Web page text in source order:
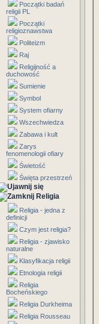
Początki badań
religii PL
Początki
religioznawstwa
Politeizm
Raj
Religijność a
duchowość
Sumienie
Symbol
System ofiarny
Wszechwiedza
Zabawa i kult
Zarys
fenomenologii ofiary
Świetość
Święta przestrzeń
Religia
Religia - jedna z
definicji
Czym jest religia?
Religia - zjawisko
naturalne
Klasyfikacja religii
Etnologia religii
Religia
Bocheńskiego
Religia Durkheima
Religia Rousseau